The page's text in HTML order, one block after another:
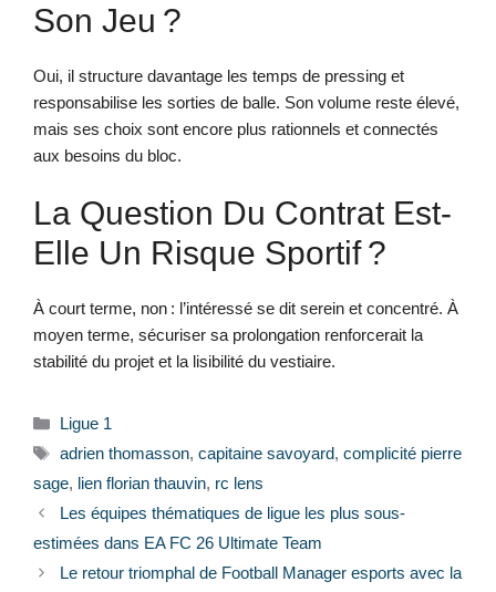
Son Jeu ?
Oui, il structure davantage les temps de pressing et
responsabilise les sorties de balle. Son volume reste élevé,
mais ses choix sont encore plus rationnels et connectés
aux besoins du bloc.
La Question Du Contrat Est-
Elle Un Risque Sportif ?
À court terme, non : l’intéressé se dit serein et concentré. À
moyen terme, sécuriser sa prolongation renforcerait la
stabilité du projet et la lisibilité du vestiaire.
Catégories
Ligue 1
Étiquettes
adrien thomasson, capitaine savoyard, complicité pierre
sage, lien florian thauvin, rc lens
Les équipes thématiques de ligue les plus sous-
estimées dans EA FC 26 Ultimate Team
Le retour triomphal de Football Manager esports avec la